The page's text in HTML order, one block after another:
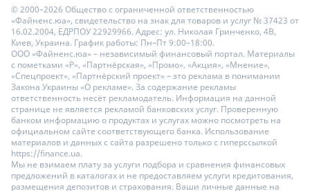
© 2000–2026 Общество с ограниченной ответственностью
«Файненс.юа», свидетельство на знак для товаров и услуг № 37423 от
16.02.2004, ЕДРПОУ 22929966. Адрес: ул. Николая Гринченко, 4В,
Киев, Украина. График работы: Пн–Пт 9:00–18:00.
ООО «Файненс.юа» – независимый финансовый портал. Материалы
с пометками «Р», «Партнёрская», «Промо», «Акция», «Мнение»,
«Спецпроект», «Партнёрский проект» – это реклама в понимании
Закона Украины «О рекламе». За содержание рекламы
ответственность несёт рекламодатель. Информация на данной
странице не является рекламой банковских услуг. Проверенную
банком информацию о продуктах и услугах можно посмотреть на
официальном сайте соответствующего банка. Использование
материалов и данных с сайта разрешено только с гиперссылкой
https://finance.ua.
Мы не взимаем плату за услуги подбора и сравнения финансовых
предложений в каталогах и не предоставляем услуги кредитования,
размещения депозитов и страхования. Ваши личные данные на